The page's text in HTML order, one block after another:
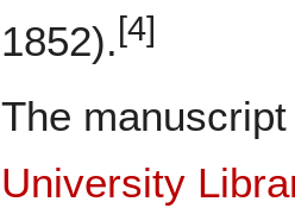
1852). [4]
The
University